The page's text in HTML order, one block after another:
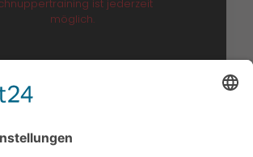
ist jederzeit
möglich.